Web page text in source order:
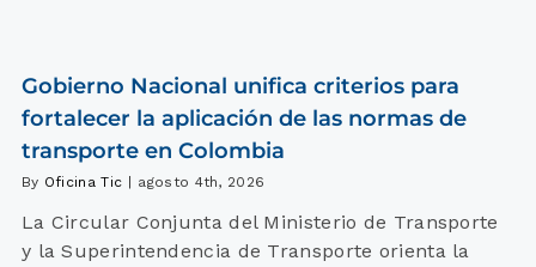
Gobierno Nacional unifica criterios para
fortalecer la aplicación de las normas de
transporte en Colombia
By Oficina Tic agosto 4th, 2026
La Circular Conjunta del Ministerio de Transporte
y la Superintendencia de Transporte orienta la